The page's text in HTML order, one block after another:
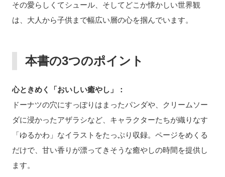
その愛らしくてシュール、そしてどこか懐かしい世界観
は、大人から子供まで幅広い層の心を掴んでいます。
本書の3つのポイント
心ときめく「おいしい癒やし」：
ドーナツの穴にすっぽりはまったパンダや、クリームソー
ダに浸かったアザラシなど、キャラクターたちが織りなす
「ゆるかわ」なイラストをたっぷり収録。ページをめくる
だけで、甘い香りが漂ってきそうな癒やしの時間を提供し
ます。